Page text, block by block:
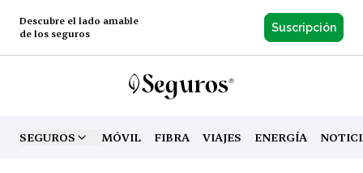
Descubre el lado amable
de los seguros
Suscripción
SEGUROS
TOGGLE MENUMÓVIL FIBRA VIAJES ENERGÍA